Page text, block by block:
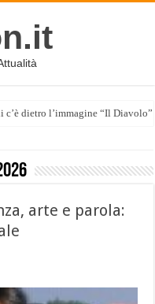
dietro l’immagine “Il Diavolo”
arte e parola: